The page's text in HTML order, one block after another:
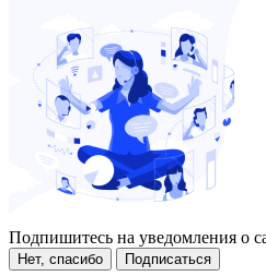
Подпишитесь на уведомления о
Нет, спасибо Подписаться